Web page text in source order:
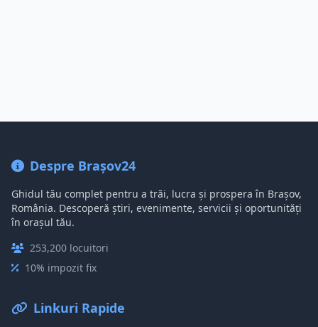
Despre Brașov24
Ghidul tău complet pentru a trăi, lucra și prospera în Brașov,
România. Descoperă știri, evenimente, servicii și oportunități
în orașul tău.
253,200 locuitori
10% impozit fix
Linkuri Rapide